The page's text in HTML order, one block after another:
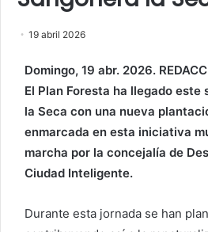
19 abril 2026
Domingo, 19 abr. 2026.
El Plan Foresta ha llegado este
la Seca con una nueva
enmarcada en esta iniciativa
marcha por la concejalía de
Ciudad Inteligente.
Durante esta jornada se han